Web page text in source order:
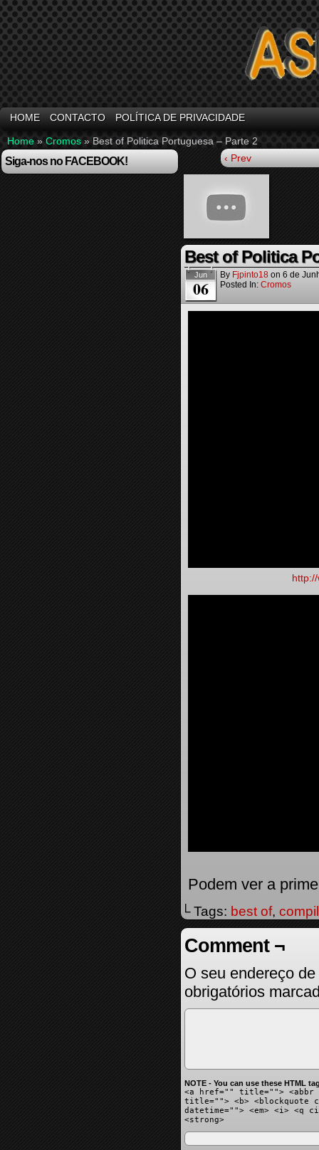
HOME CONTACTO POLÍTICA DE PRIVACIDADE
Home » Cromos » Best of Politica Portuguesa – Parte 2
Siga-nos no FACEBOOK! ‹ Prev
Best of Politica
Jun
06
By Fjpinto18 on 6 de
Posted In: Cromos
Podem ver a
└ Tags: best of,
Comment ¬
O seu endereço
obrigatórios
NOTE - You can use these HTML
<a href="" title=""> <abbr
title=""> <b> <blockquote
datetime=""> <em> <i> <q
<strong>